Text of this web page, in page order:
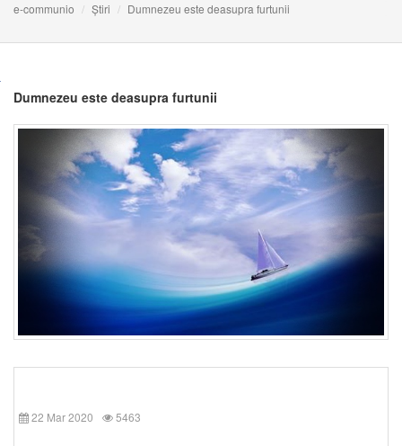
e-communio Știri Dumnezeu este deasupra furtunii
Dumnezeu este deasupra furtunii
22 Mar 2020 5463